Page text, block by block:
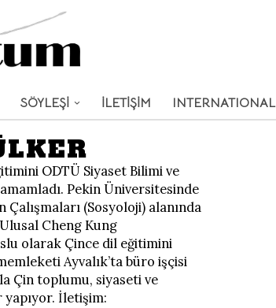
SÖYLEŞİ İLETİŞİM INTERNATIONAL
ODTÜ Siyaset Bilimi ve
Pekin Üniversitesinde
(Sosyoloji) alanında
Cheng Kung
olarak Çince dil eğitimini
Ayvalık’ta büro işçisi
Çin toplumu, siyaseti ve
İletişim: